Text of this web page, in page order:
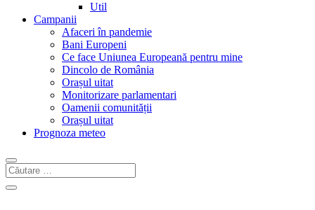
Util
Campanii
Afaceri în pandemie
Bani Europeni
Ce face Uniunea Europeană pentru mine
Dincolo de România
Orașul uitat
Monitorizare parlamentari
Oamenii comunității
Orașul uitat
Prognoza meteo